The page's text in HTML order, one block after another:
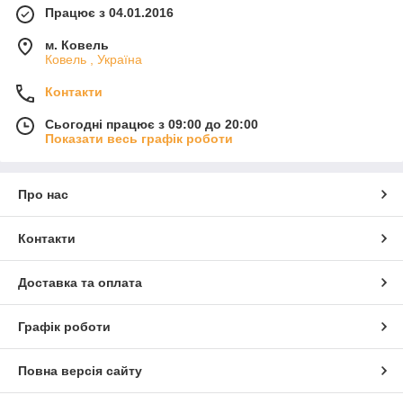
Працює з 04.01.2016
м. Ковель
Ковель , Україна
Контакти
Сьогодні працює з 09:00 до 20:00
Показати весь графік роботи
Про нас
Контакти
Доставка та оплата
Графік роботи
Повна версія сайту